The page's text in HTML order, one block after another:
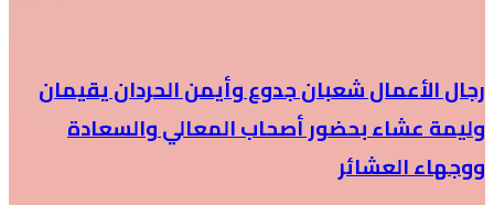
رجال الأعمال شعبان جدوع وأيمن الحردان يقيمان
وليمة عشاء بحضور أصحاب المعالي والسعادة
ووجهاء العشائر